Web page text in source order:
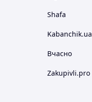
Shafa
Kabanchik.ua
Вчасно
Zakupivli.pro